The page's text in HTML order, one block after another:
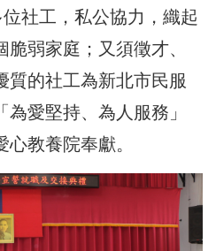
社工，私公協力，織起
弱家庭；又須徵才、
質的社工為新北市民服
愛堅持、為人服務」
教養院奉獻。